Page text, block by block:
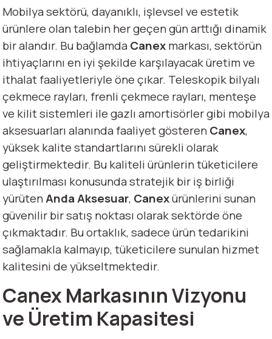
Mobilya sektörü, dayanıklı, işlevsel ve estetik
ürünlere olan talebin her geçen gün arttığı dinamik
bir alandır. Bu bağlamdaCanexmarkası, sektörün
ihtiyaçlarını en iyi şekilde karşılayacak üretim ve
ithalat faaliyetleriyle öne çıkar. Teleskopik bilyalı
çekmece rayları, frenli çekmece rayları, menteşe
ve kilit sistemleri ile gazlı amortisörler gibi mobilya
aksesuarları alanında faaliyet gösterenCanex,
yüksek kalite standartlarını sürekli olarak
geliştirmektedir. Bu kaliteli ürünlerin tüketicilere
ulaştırılması konusunda stratejik bir iş birliği
yürütenAnda Aksesuar, Canexürünlerini sunan
güvenilir bir satış noktası olarak sektörde öne
çıkmaktadır. Bu ortaklık, sadece ürün tedarikini
sağlamakla kalmayıp, tüketicilere sunulan hizmet
kalitesini de yükseltmektedir.
Canex Markasının Vizyonu
ve Üretim Kapasitesi